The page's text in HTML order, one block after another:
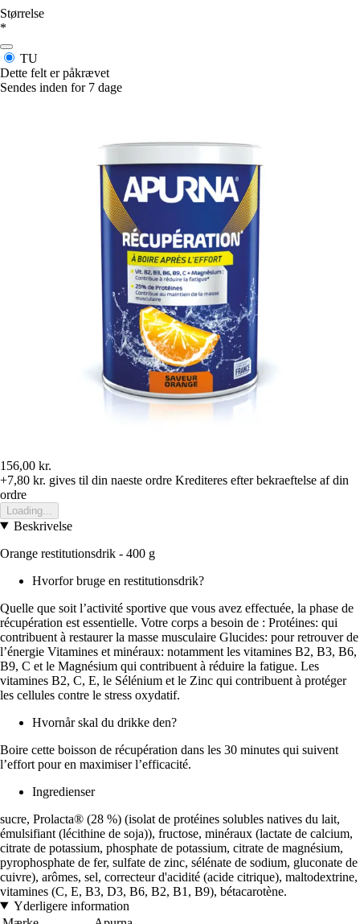
Størrelse
*
TU
Dette felt er påkrævet
Sendes inden for 7 dage
156,00 kr.
+7,80 kr. gives til din naeste ordre Krediteres efter bekraeftelse af din
ordre
Loading...
Beskrivelse
Orange restitutionsdrik - 400 g
Hvorfor bruge en restitutionsdrik?
Quelle que soit l’activité sportive que vous avez effectuée, la phase de
récupération est essentielle. Votre corps a besoin de : Protéines: qui
contribuent à restaurer la masse musculaire Glucides: pour retrouver de
l’énergie Vitamines et minéraux: notamment les vitamines B2, B3, B6,
B9, C et le Magnésium qui contribuent à réduire la fatigue. Les
vitamines B2, C, E, le Sélénium et le Zinc qui contribuent à protéger
les cellules contre le stress oxydatif.
Hvornår skal du drikke den?
Boire cette boisson de récupération dans les 30 minutes qui suivent
l’effort pour en maximiser l’efficacité.
Ingredienser
sucre, Prolacta® (28 %) (isolat de protéines solubles natives du lait,
émulsifiant (lécithine de soja)), fructose, minéraux (lactate de calcium,
citrate de potassium, phosphate de potassium, citrate de magnésium,
pyrophosphate de fer, sulfate de zinc, sélénate de sodium, gluconate de
cuivre), arômes, sel, correcteur d'acidité (acide citrique), maltodextrine,
vitamines (C, E, B3, D3, B6, B2, B1, B9), bétacarotène.
Yderligere information